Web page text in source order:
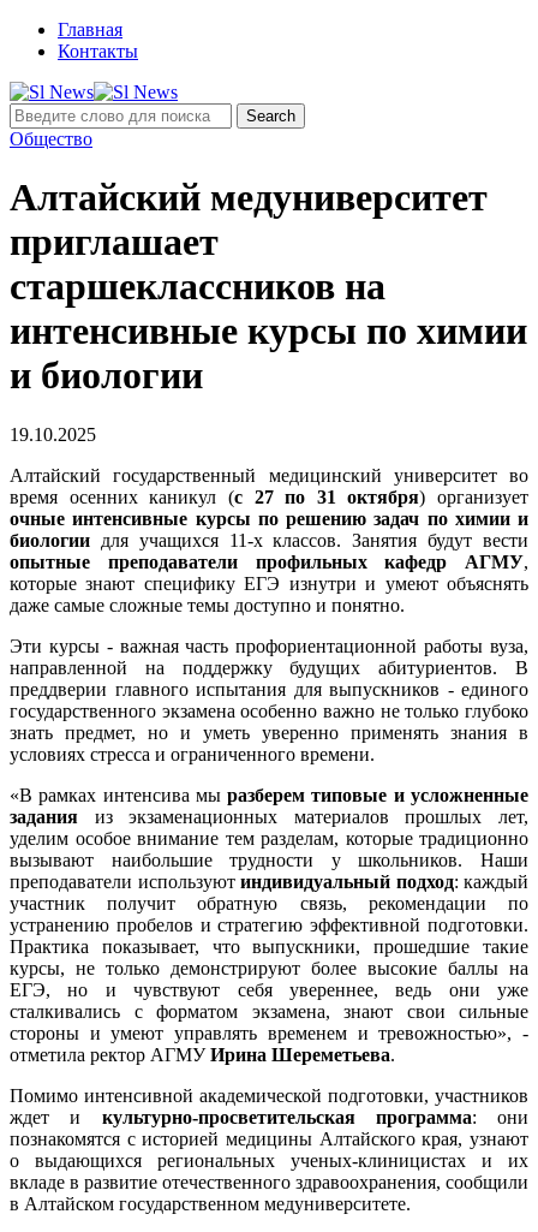
Главная
Контакты
Общество
Алтайский медуниверситет
приглашает
старшеклассников на
интенсивные курсы по химии
и биологии
19.10.2025
Алтайский государственный медицинский университет во
время осенних каникул (с 27 по 31 октября) организует
очные интенсивные курсы по решению задач по химии и
биологии для учащихся 11-х классов. Занятия будут вести
опытные преподаватели профильных кафедр АГМУ,
которые знают специфику ЕГЭ изнутри и умеют объяснять
даже самые сложные темы доступно и понятно.
Эти курсы - важная часть профориентационной работы вуза,
направленной на поддержку будущих абитуриентов. В
преддверии главного испытания для выпускников - единого
государственного экзамена особенно важно не только глубоко
знать предмет, но и уметь уверенно применять знания в
условиях стресса и ограниченного времени.
«В рамках интенсива мыразберем типовые и усложненные
задания из экзаменационных материалов прошлых лет,
уделим особое внимание тем разделам, которые традиционно
вызывают наибольшие трудности у школьников. Наши
преподаватели используют индивидуальный подход: каждый
участник получит обратную связь, рекомендации по
устранению пробелов и стратегию эффективной подготовки.
Практика показывает, что выпускники, прошедшие такие
курсы, не только демонстрируют более высокие баллы на
ЕГЭ, но и чувствуют себя увереннее, ведь они уже
сталкивались с форматом экзамена, знают свои сильные
стороны и умеют управлять временем и тревожностью», -
отметила ректор АГМУИрина Шереметьева.
Помимо интенсивной академической подготовки, участников
ждет и культурно-просветительская программа: они
познакомятся с историей медицины Алтайского края, узнают
о выдающихся региональных ученых-клиницистах и их
вкладе в развитие отечественного здравоохранения, сообщили
в Алтайском государственном медуниверситете.